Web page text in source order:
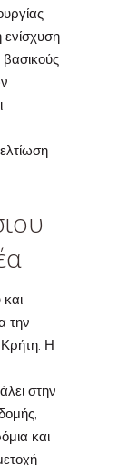
βασικούς
την
Κρήτη. Η
στην
και